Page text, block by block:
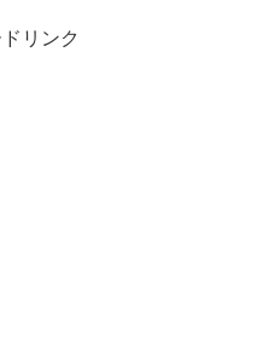
リンク